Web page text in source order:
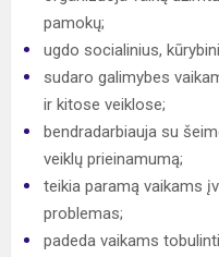
pamokų;
ugdo socialinius,
sudaro galimybes
ir kitose veiklose;
bendradarbiauja su
veiklų prieinamumą;
teikia paramą vaikams
problemas;
padeda vaikams